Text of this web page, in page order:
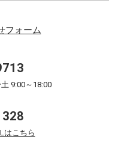
フォーム
9:00～18:00
はこちら